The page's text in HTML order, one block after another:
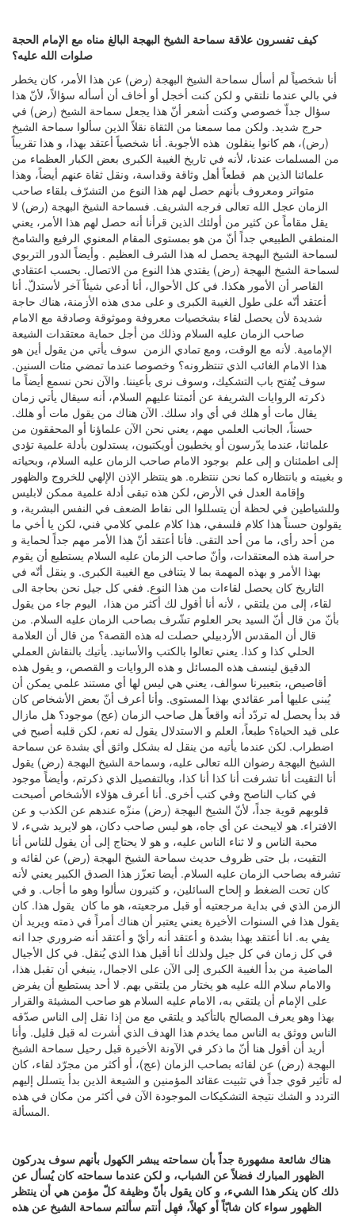
كيف تفسرون علاقة سماحة الشيخ البهجة البالغ مناه مع الإمام الحجة
صلوات الله عليه؟
أنا شخصياً لم أسأل سماحة الشيخ البهجة (رض) عن هذا الأمر، كان يخطر
في بالي عندما نلتقي و لكن كنت أخجل أو أخاف أن أسأله سؤالاً، لأنّ هذا
سؤال جداّ خصوصي وكنت أشعر أنّ هذا يجعل سماحة الشيخ (رض) في
حرج شديد. ولكن مما سمعنا من الثقاة نقلاً الذين سألوا سماحة الشيخ
(رض)، هم كانوا ينقلون هذه الأجوبة. أنا شخصياً أعتقد بهذا، و هذا تقريباً
من المسلمات عندنا، لأنه في تاريخ الغيبة الكبرى بعض الكبار العظماء من
علمائنا الذين هم قطعاً أهل وثاقة وقداسة، ونقل ثقاة عنهم أيضاً، وهذا
متواتر ومعروف بأنهم حصل لهم هذا النوع من التشرّف بلقاء صاحب
الزمان عجل الله تعالى فرجه الشريف. فسماحة الشيخ البهجة (رض) لا
يقل مقاماً عن كثير من أولئك الذين قرأنا أنه حصل لهم هذا الأمر، يعني
المنطقي الطبيعي جداً أنّ من هو بمستوى المقام المعنوي الرفيع والشامخ
لسماحة الشيخ البهجة يحصل له هذا الشرف العظيم . وأيضاً الدور التربوي
لسماحة الشيخ البهجة (رض) يقتدي هذا النوع من الاتصال. بحسب اعتقادي
القاصر أن الأمور هكذا. في كل الأحوال، أنا أدعي شيئاً آخر لأستدلّ. أنا
أعتقد أنّه على طول الغيبة الكبرى و على مدى هذه الأزمنة، هناك حاجة
شديدة لأن يحصل لقاء بشخصيات معروفة وموثوقة وصادقة مع الامام
صاحب الزمان عليه السلام وذلك من أجل حماية معتقدات الشيعة
الإمامية. لأنه مع الوقت، ومع تمادي الزمن سوف يأتي من يقول أين هو
هذا الامام الغائب الذي تنتظرونه؟ وخصوصا عندما تمضي مئات السنين.
سوف يٌفتح باب التشكيك، وسوف نرى بأعيننا. والآن نحن نسمع أيضاً ما
ذكرته الروايات الشريفة عن أئمتنا عليهم السلام، أنه سيقال يأتي زمان
يقال مات أو هلك في أي واد سلك. الآن هناك من يقول مات أو هلك.
حسناً، الجانب العلمي مهم، يعني نحن الآن علماؤنا أو المحققون من
علمائنا، عندما يدّرسون أو يخطبون أويكتبون، يستدلون بأدلة علمية تؤدي
إلى اطمئنان و إلى علم بوجود الامام صاحب الزمان عليه السلام، وبحياته
و بغيبته و بانتظاره كما نحن ننتظره. هو ينتظر الإذن الإلهي للخروج والظهور
وإقامة العدل في الأرض، لكن هذه تبقى أدلة علمية ممكن لابليس
وللشياطين في لحظة أن يتسللوا الى نقاط الضعف في النفس البشرية، و
يقولون حسناً هذا كلام فلسفي، هذا كلام علمي كلامي فني، لكن يا أخي ما
من أحد رأى، ما من أحد التقى. فأنا أعتقد أنّ هذا الأمر مهم جداً لحماية و
حراسة هذه المعتقدات، وأنّ صاحب الزمان عليه السلام يستطيع أن يقوم
بهذا الأمر و بهذه المهمة بما لا يتنافى مع الغيبة الكبرى. و ينقل أنّه في
التاريخ كان يحصل لقاءات من هذا النوع. ففي كل جيل نحن بحاجة الى
لقاء، إلى من يلتقي ، لأنه أنا أقول لك أكثر من هذا، اليوم جاء من يقول
بأنّ من قال أنّ السيد بحر العلوم تشّرف بصاحب الزمان عليه السلام. من
قال أن المقدس الأردبيلي حصلت له هذه القصة؟ من قال أن العلامة
الحلي كذا و كذا. يعني تعالوا بالكتب والأسانيد. يأتيك بالنقاش العملي
الدقيق لينسف هذه المسائل و هذه الروايات و القصص، و يقول هذه
أقاصيص، بتعبيرنا سوالف، يعني هي ليس لها أي مستند علمي يمكن أن
يُبنى عليها أمر عقائدي بهذا المستوى. وأنا أعرف أنّ بعض الأشخاص كان
قد بدأ يحصل له تردّد أنه واقعاً هل صاحب الزمان (عج) موجود؟ هل مازال
على قيد الحياة؟ طبعاً، العلم و الاستدلال يقول له نعم، لكن قلبه أصبح في
اضطراب. لكن عندما يأتيه من ينقل له بشكل واثق أي بشدة عن سماحة
الشيخ البهجة رضوان الله تعالى عليه، وسماحة الشيخ البهجة (رض) يقول
أنا التقيت أنا تشرفت أنا كذا أنا كذا، وبالتفصيل الذي ذكرتم، وأيضاً موجود
في كتاب الناصح وفي كتب أخرى. أنا أعرف هؤلاء الأشخاص أصبحت
قلوبهم قوية جداً، لأنّ الشيخ البهجة (رض) منزّه عندهم عن الكذب و عن
الافتراء. هو لايبحث عن أي جاه، هو ليس صاحب دكان، هو لايريد شيء، لا
محبة الناس و لا ثناء الناس عليه، و هو لا يحتاج إلى أن يقول للناس أنا
التقيت، بل حتى ظروف حديث سماحة الشيخ البهجة (رض) عن لقائه و
تشرفه بصاحب الزمان عليه السلام. أيضا تعزّز هذا الصدق الكبير يعني لأنه
كان تحت الضغط و إلحاح السائلين، و كثيرون سألوا وهو ما أجاب. و في
الزمن الذي في بداية مرجعتيه أو قبل مرجعيته، هو ما كان يقول هذا. كان
يقول هذا في السنوات الأخيرة يعني يعتبر أن هناك أمراً في ذمته ويريد أن
يفي به. انا أعتقد بهذا بشدة و أعتقد أنه رأيّ و أعتقد أنه ضروري جدا انه
في كل زمان في كل جيل ولذلك أنا أقبل هذا الذي يُنقل. في كل الأجيال
الماضية من بدأ الغيبة الكبرى إلى الآن على الاجمال، ينبغي أن تقبل هذا،
والامام سلام الله عليه هو يختار من يلتقي بهم. لا أحد يستطيع أن يفرض
على الإمام أن يلتقي به، الامام عليه السلام هو صاحب المشيئة والقرار
بهذا وهو يعرف المصالح بالتأكيد و يلتقي مع من إذا نقل إلى الناس صدّقه
الناس ووثق به الناس مما يخدم هذا الهدف الذي أشرت له قبل قليل. وأنا
أريد أن أقول هنا أنّ ما ذكر في الآونة الأخيرة قبل رحيل سماحة الشيخ
البهجة (رض) عن لقائه بصاحب الزمان (عج)، أو أكثر من مجرّد لقاء، كان
له تأثير قوي جداً في تثبيت عقائد المؤمنين و الشيعة الذين بدأ يتسلل إليهم
التردد و الشك نتيجة التشكيكات الموجودة الآن في أكثر من مكان في هذه
المسألة.
هناك شائعة مشهورة جداً بأن سماحته يبشر الكهول بأنهم سوف يدركون
الظهور المبارك فضلاً عن الشباب، و لكن عندما سماحته كان يُسأل عن
ذلك كان ينكر هذا الشيء، و كان يقول بأنّ وظيفة كلّ مؤمن هي أن ينتظر
الظهور سواء كان شابّاً أو كهلاً، فهل أنتم سألتم سماحة الشيخ عن هذه